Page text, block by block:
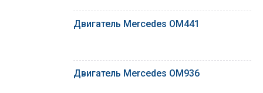
Двигатель Mercedes OM441
Двигатель Mercedes OM936